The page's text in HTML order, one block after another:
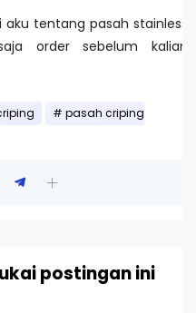
tentang pasah stainless
order sebelum kalian
pasah criping
postingan ini